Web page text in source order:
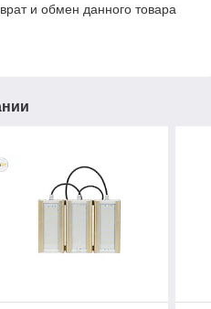
и обмен данного товара